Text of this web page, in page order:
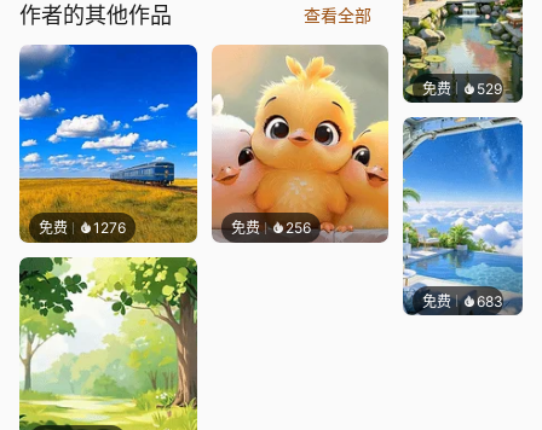
作者的其他作品 查看全部
免费 1276 免费 256
免费 529渔小小
免费 683豆子